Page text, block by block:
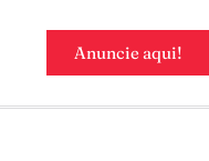
Anuncie aqui!